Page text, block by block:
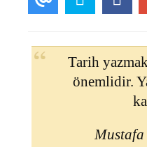
Tarih
önemlidir.